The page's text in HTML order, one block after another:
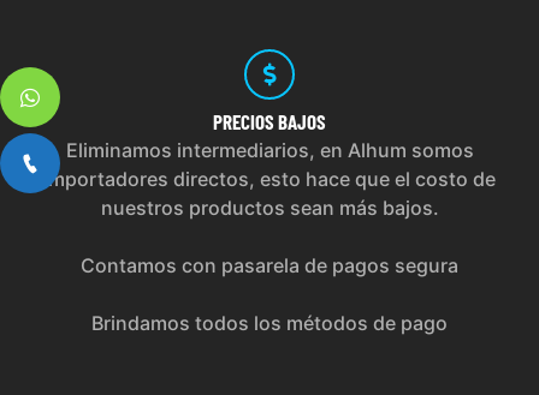
PRECIOS BAJOS
Eliminamos intermediarios, en Alhum somos
importadores directos, esto hace que el costo de
nuestros productos sean más bajos.
Contamos con pasarela de pagos segura
Brindamos todos los métodos de pago